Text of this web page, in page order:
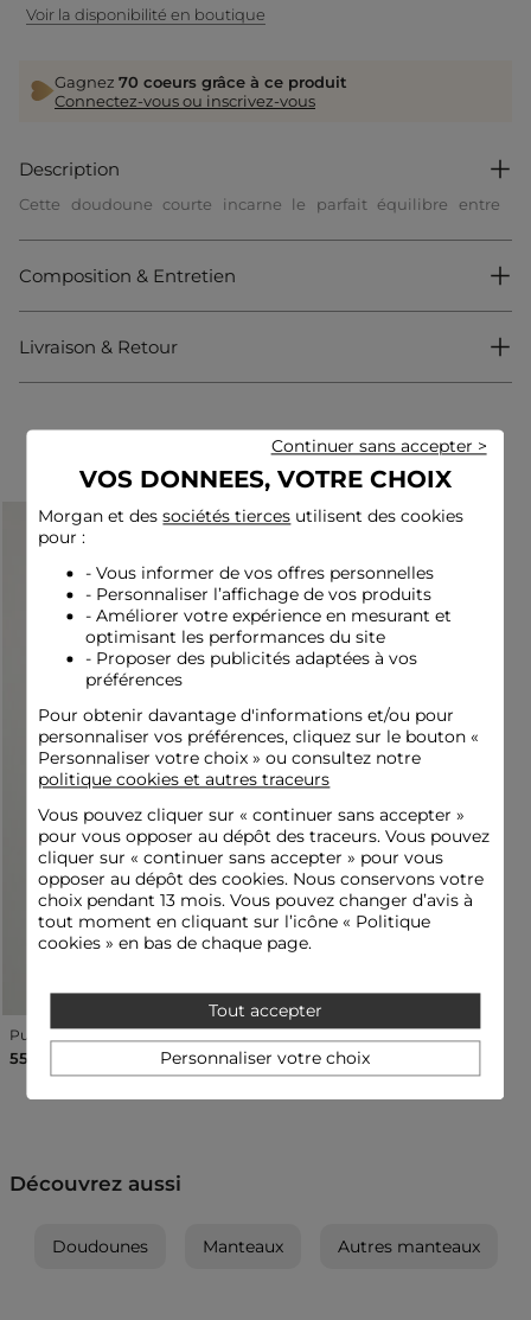
Voir la disponibilité en boutique
Gagnez 70 coeurs grâce à ce produit
Connectez-vous ou inscrivez-vous
Description
Cette doudoune courte incarne le parfait équilibre entre
aspect brillant illumine la tenue avec une touche moderne
silhouette féminine et audacieuse.
Doudoune courte
Brillant
Idées look
La doudoune courte s'associe à un pull texturé et un pantalon
fluide pour une allure douce, rehaussée par des bottines
Cette doudoune brillante sublime une robe près du corps
avec une ceinture marquée et des cuissardes ajustées pour un
contraste audacieux.
Conseil entretien
Lavez votre doudoune à 30°C en cycle ultra délicat pour
préserver son allure. Le lavage à sec en pressing est fortement
déconseillé, tout comme l'utilisation du sèche-linge. Le
repassage n'est pas préconisé pour ce produit.
Référence : 32536311027450401 252-GSOLIAM
Catégorie :
Doudounes femme
Composition & Entretien
Livraison & Retour
Pull col rond fantaisie ivoire femme
55,00 €
Découvrez aussi
Doudounes Manteaux Autres manteaux
VOS DONNEES, VOTRE CHOIX
Morgan et dessociétés tierces utilisent des cookies
pour :
- Vous informer de vos offres personnelles
- Personnaliser l’affichage de vos produits
- Améliorer votre expérience en mesurant et
optimisant les performances du site
- Proposer des publicités adaptées à vos
préférences
Pour obtenir davantage d'informations et/ou pour
personnaliser vos préférences, cliquez sur le bouton «
Personnaliser votre choix » ou consultez notre
politique cookies et autres traceurs
Vous pouvez cliquer sur « continuer sans accepter»
pour vous opposer au dépôt des traceurs. Vous pouvez
cliquer sur « continuer sans accepter » pour vous
opposer au dépôt des cookies. Nous conservons votre
choix pendant 13 mois. Vous pouvez changer d’avis à
tout moment en cliquant sur l’icône « Politique
cookies » en bas de chaque page.
Tout accepter
Continuer sans accepter >
Personnaliser votre choix